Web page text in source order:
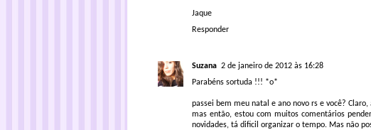
Jaque
Responder
Suzana 2 de janeiro de 2012 às 16:28
Parabéns sortuda !!! *o*
passei bem meu natal e ano novo rs e você?
mas então, estou com muitos comentários
novidades, tá dificil organizar o tempo. Mas não